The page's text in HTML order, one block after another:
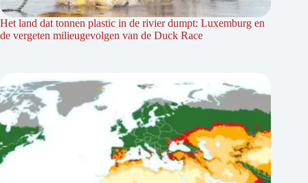
Het land dat tonnen plastic in de rivier dumpt: Luxemburg en
de vergeten milieugevolgen van de Duck Race